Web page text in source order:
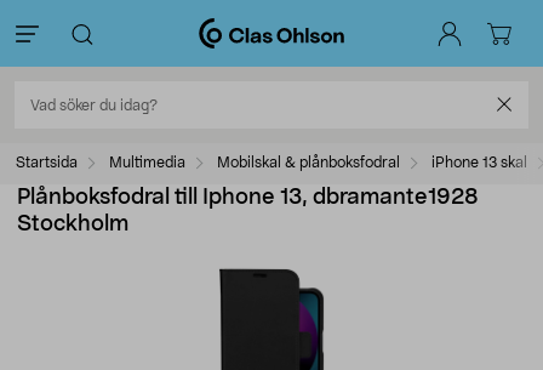
Startsida Multimedia Mobilskal & plånboksfodral iPhone 13 skal
Plånboksfodral till Iphone 13, dbramante1928
Stockholm